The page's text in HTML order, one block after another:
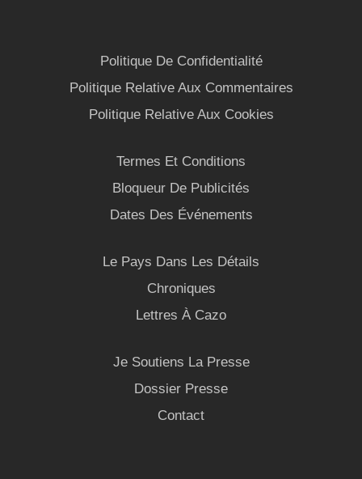
Politique De Confidentialité
Politique Relative Aux Commentaires
Politique Relative Aux Cookies
Termes Et Conditions
Bloqueur De Publicités
Dates Des Événements
Le Pays Dans Les Détails
Chroniques
Lettres À Cazo
Je Soutiens La Presse
Dossier Presse
Contact